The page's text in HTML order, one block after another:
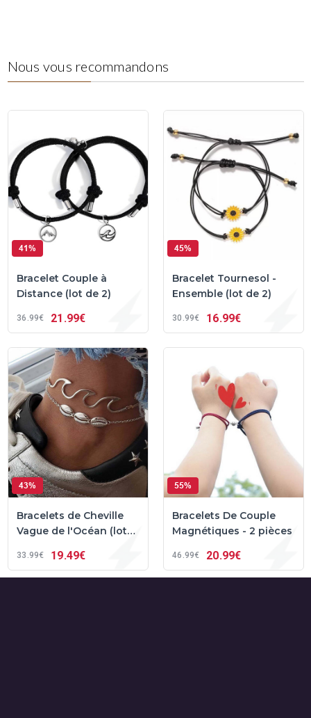
Nous vous recommandons
41%
Bracelet Couple à
Distance (lot de 2)
36 99€ 21 99€
45%
Bracelet Tournesol -
Ensemble (lot de 2)
30 99€ 16 99€
43%
Bracelets de Cheville
Vague de l'Océan (lot
33 99€ 19 49€
55%
Bracelets De Couple
Magnétiques - 2 pièces
46 99€ 20 99€